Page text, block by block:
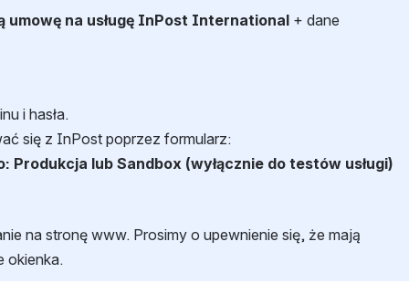
umowę na usługę InPost International + dane
i hasła.
się z InPost poprzez formularz:
Produkcja lub Sandbox (wyłącznie do testów usługi)
na stronę www. Prosimy o upewnienie się, że mają
okienka.